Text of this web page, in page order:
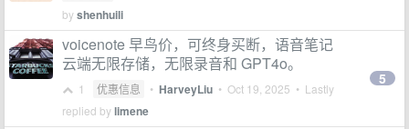
byshenhuili
voicenote 早鸟价，可终身买断，语音笔记
云端无限存储，无限录音和 GPT4o。
1 优惠信息 • HarveyLiu • Oct 19, 2025 • Lastly
replied bylimene
5